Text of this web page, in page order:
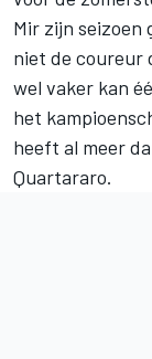
Mir zijn seizoen
niet de coureur
wel vaker kan
het
heeft al meer
Quartararo.